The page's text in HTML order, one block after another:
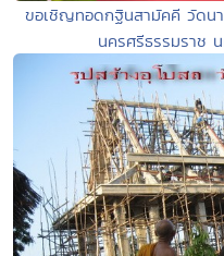
ขอเชิญทอดกฐินสามัคคี วัดน
นครศรีธรรมราช